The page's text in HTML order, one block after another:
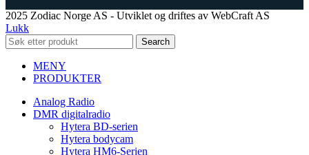
2025 Zodiac Norge AS - Utviklet og driftes av WebCraft AS
Lukk
Search
MENY
PRODUKTER
Analog Radio
DMR digitalradio
Hytera BD-serien
Hytera bodycam
Hytera HM6-Serien